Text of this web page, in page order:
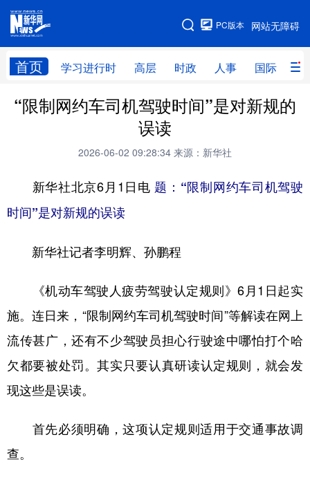
网站无障碍
PC版本
首页 学习进行时 高层 时政 人事 国际 财
网站地图
学习进行时 高层 时政 人事
全球连线
科技 科创 量子 体育
文化 书画
访谈 视频
食品 人居 信息化 数字经济
学术中国 乡村振兴 银龄 溯源中国
城市 旅游 能源 会展
彩票
公益 一带一路 亚太网 上市公司
“限制网约车司机驾驶时间”是对新规的
误读
2026-06-02 09:28:34 来源：新华社
新华社北京6月1日电 题：“限制网约车司机驾驶
时间”是对新规的误读
新华社记者李明辉、孙鹏程
《机动车驾驶人疲劳驾驶认定规则》6月1日起实
施。连日来，“限制网约车司机驾驶时间”等解读在网上
流传甚广，还有不少驾驶员担心行驶途中哪怕打个哈
欠都要被处罚。其实只要认真研读认定规则，就会发
现这些是误读。
首先必须明确，这项认定规则适用于交通事故调
查。